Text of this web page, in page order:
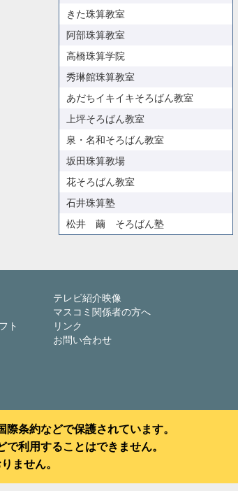
きた珠算教室
阿部珠算教室
高橋珠算学院
秀琳館珠算教室
あだちイキイキそろばん教室
上坪そろばん教室
泉・名和そろばん教室
坂田珠算教場
花そろばん教室
石井珠算塾
松井 繭 そろばん塾
ト
テレビ紹介映像
マスコミ関係者の方へ
リンク
お問い合わせ
条約などで保護されています。
利用することはできません。
ません。